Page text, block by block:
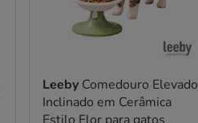
Leeby Comedouro Elevado
Inclinado em Cerâmica